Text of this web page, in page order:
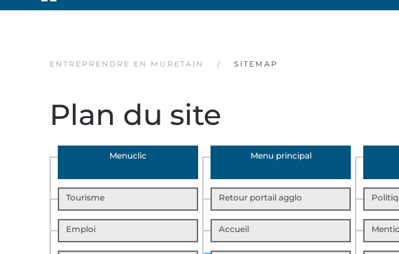
ENTREPRENDRE EN MURETAIN SITEMAP
Plan du site
Menuclic
Tourisme
Emploi
Menu principal
Retour portail agglo
Accueil